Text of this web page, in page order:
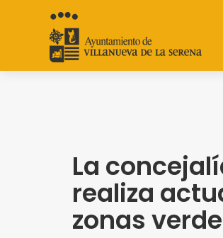
La
realiza
zonas